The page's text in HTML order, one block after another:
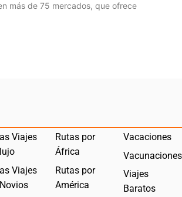
más de 75 mercados, que ofrece
Viajes
Viajes
Rutas por
África
Rutas por
América
Vacaciones
Vacunaciones
Viajes
Baratos